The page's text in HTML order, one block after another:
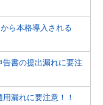
ら本格導入される
書の提出漏れに要注
漏れに要注意！！